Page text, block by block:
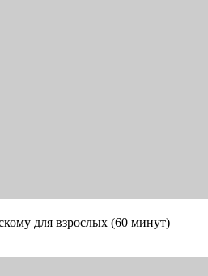
для взрослых (60 минут)